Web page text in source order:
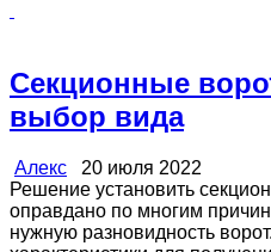
Секционные
выбор вида
Алекс 20 июля 2022
Решение установить
оправдано по многим
нужную разновидность